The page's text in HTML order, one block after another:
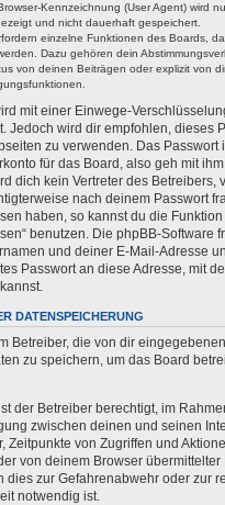
Kennzeichnung (User Agent) wird
und nicht dauerhaft gespeichert.
einzelne Funktionen des Boards,
Dazu gehören dein
von deinen Beiträgen oder explizit von
mit einer Einwege-
Jedoch wird dir empfohlen, dieses
zu verwenden. Das Passwort
für das Board, also geh mit
dich kein Vertreter des Betreibers,
nach deinem Passwort
haben, so kannst du die Funktion
benutzen. Die phpBB-Software
und deiner E-Mail-Adresse
Passwort an diese Adresse, mit
DATENSPEICHERUNG
Betreiber, die von dir
zu speichern, um das Board
der Betreiber berechtigt, im
zwischen deinen und seinen
Zeitpunkte von Zugriffen und
von deinem Browser
dies zur Gefahrenabwehr oder zur
notwendig ist.